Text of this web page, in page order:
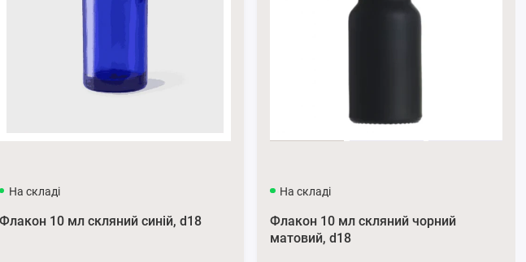
кількість рідини.
На складі
Флакон 10 мл скляний синій, d18
На складі
Флакон 10 мл скляний чорний
матовий, d18